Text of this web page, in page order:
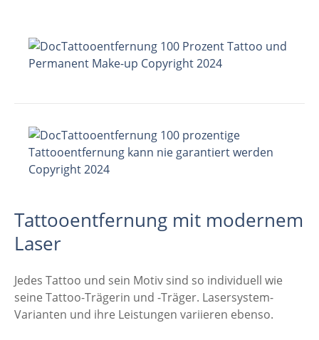
Tattooentfernung mit modernem
Laser
Jedes Tattoo und sein Motiv sind so individuell wie
seine Tattoo-Trägerin und -Träger. Lasersystem-
Varianten und ihre Leistungen variieren ebenso.